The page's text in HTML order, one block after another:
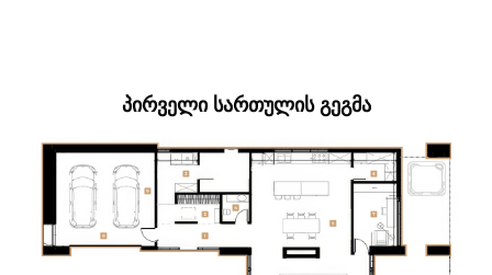
ᲞᲘᲠᲕᲔᲚᲘ ᲡᲐᲠᲗᲣᲚᲘᲡ ᲒᲔᲒᲛᲐ